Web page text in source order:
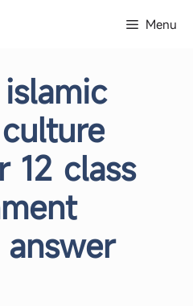
Menu
12 class